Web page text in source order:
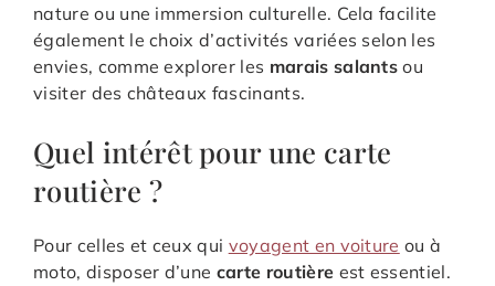
nature ou une immersion culturelle. Cela facilite
également le choix d’activités variées selon les
envies, comme explorer les marais salants ou
visiter des châteaux fascinants.
Quel intérêt pour une carte
routière ?
Pour celles et ceux qui voyagent en voiture ou à
moto, disposer d’une carte routière est essentiel.